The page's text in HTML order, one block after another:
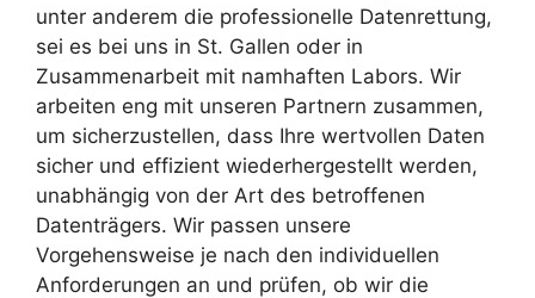
unter anderem die professionelle Datenrettung,
sei es bei uns in St. Gallen oder in
Zusammenarbeit mit namhaften Labors. Wir
arbeiten eng mit unseren Partnern zusammen,
um sicherzustellen, dass Ihre wertvollen Daten
sicher und effizient wiederhergestellt werden,
unabhängig von der Art des betroffenen
Datenträgers. Wir passen unsere
Vorgehensweise je nach den individuellen
Anforderungen an und prüfen, ob wir die